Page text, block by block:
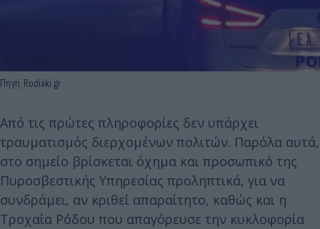
Πηγή: Rodiaki.gr
Από τις πρώτες πληροφορίες δεν υπάρχει
τραυματισμός διερχομένων πολιτών. Παρόλα αυτά,
στο σημείο βρίσκεται όχημα και προσωπικό της
Πυροσβεστικής Υπηρεσίας προληπτικά, για να
συνδράμει, αν κριθεί απαραίτητο, καθώς και η
Τροχαία Ρόδου που απαγόρευσε την κυκλοφορία